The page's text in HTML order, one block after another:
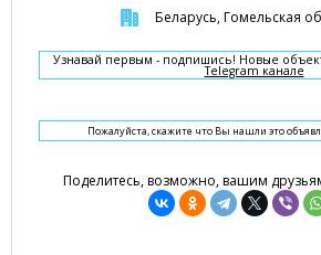
Беларусь, Гомельская
Узнавай первым - подпишись! Новые
Telegram канале
Пожалуйста, скажите что Вы нашли это
Поделитесь, возможно, вашим